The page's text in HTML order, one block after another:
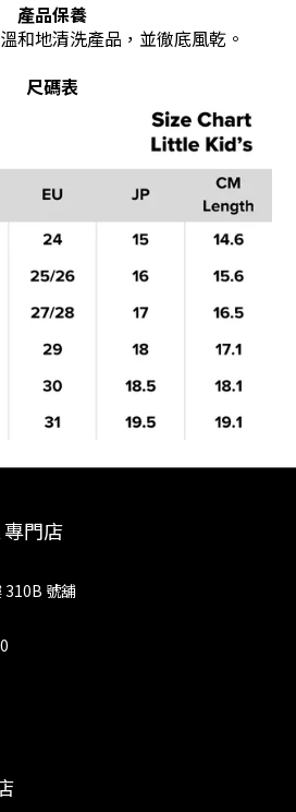
產品保養
和地清洗產品，並徹底風乾。
尺碼表
專門店
310B 號舖